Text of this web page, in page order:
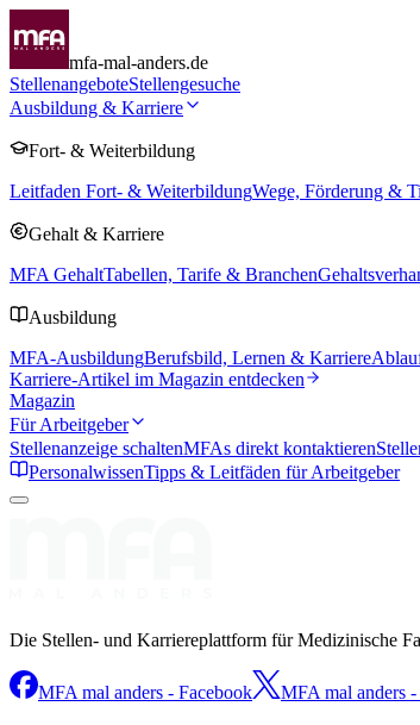
mfa-mal-anders.de
StellenangeboteStellengesuche
Ausbildung & Karriere
Fort- & Weiterbildung
Leitfaden Fort- & WeiterbildungWege, Förderung &
Gehalt & Karriere
MFA GehaltTabellen, Tarife & Branchen
Ausbildung
MFA-AusbildungBerufsbild, Lernen & Karriere
Karriere-Artikel im Magazin entdecken
Magazin
Für Arbeitgeber
Stellenanzeige schaltenMFAs direkt kontaktieren
PersonalwissenTipps & Leitfäden für Arbeitgeber
Die Stellen- und Karriereplattform für Medizinische
MFA mal anders - Facebook MFA mal anders